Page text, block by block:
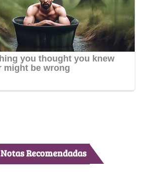
Notas Recomendadas